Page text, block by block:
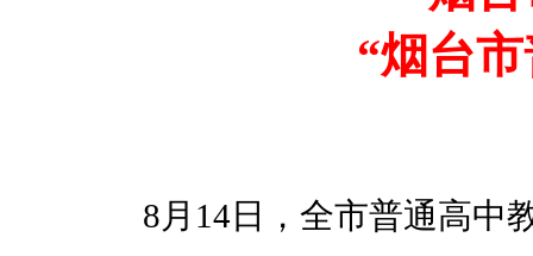
“烟台
8月14日，全市普通高中